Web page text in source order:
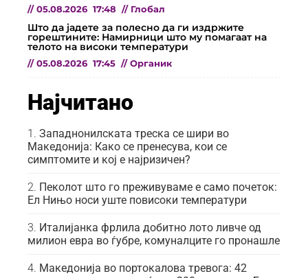
// 05.08.2026 17:48 // Глобал
Што да јадете за полесно да ги издржите
горештините: Намирници што му помагаат на
телото на високи температури
// 05.08.2026 17:45 // Органик
Најчитано
Западнонилската треска се шири во
Македонија: Како се пренесува, кои се
симптомите и кој е најризичен?
Пеколот што го преживуваме е само почеток:
Ел Нињо носи уште повисоки температури
Италијанка фрлила добитно лото ливче од
милион евра во ѓубре, комуналците го пронашле
Македонија во портокалова тревога: 42